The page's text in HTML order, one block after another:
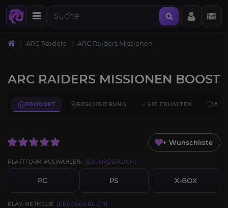
ARC Raiders ARC Raiders Missionen
ARC RAIDERS MISSIONEN BOOST
PRODUKT BESCHREIBUNG SIE ERHALTEN
+ Wunschliste
PLATTFORM AUSWÄHLEN: [ERFORDERLICH]
PC PS X-BOX
PLAY-METHODE [ERFORDERLICH]